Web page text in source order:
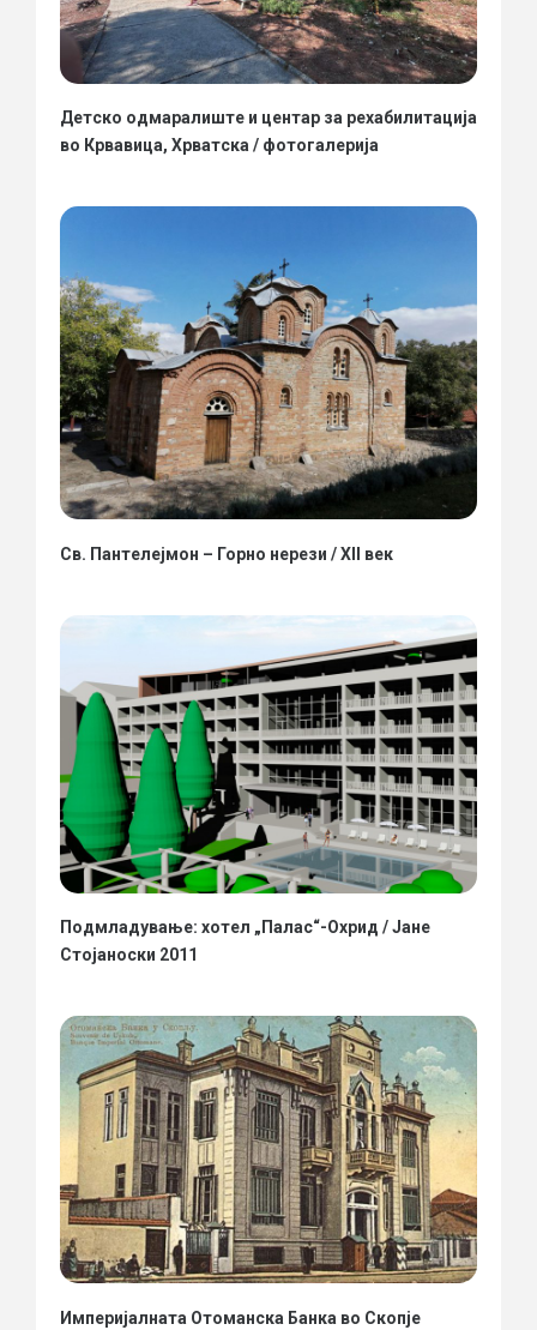
Детско одмаралиште и центар за рехабилитација
во Крвавица, Хрватска / фотогалерија
Св. Пантелејмон – Горно нерези / XII век
Подмладување: хотел „Палас“-Охрид / Јане
Стојаноски 2011
Империјалната Отоманска Банка во Скопје